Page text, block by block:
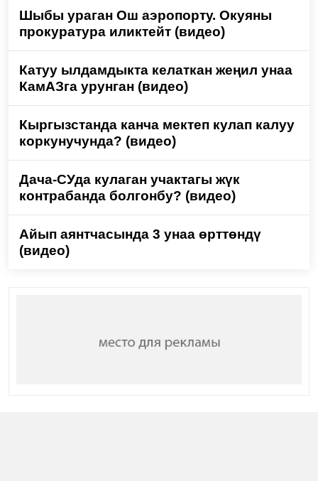
Шыбы ураган Ош аэропорту. Окуяны
прокуратура иликтейт (видео)
Катуу ылдамдыкта келаткан жеңил унаа
КамАЗга урунган (видео)
Кыргызстанда канча мектеп кулап калуу
коркунучунда? (видео)
Дача-СУда кулаган учактагы жүк
контрабанда болгонбу? (видео)
Айып аянтчасында 3 унаа өрттөндү
(видео)